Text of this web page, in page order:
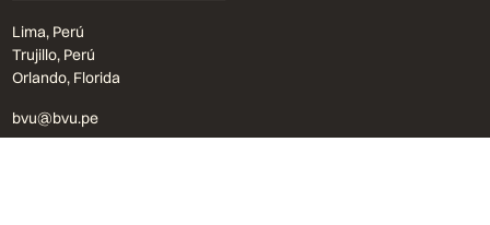
Lima, Perú
Trujillo, Perú
Orlando, Florida
bvu@bvu.pe